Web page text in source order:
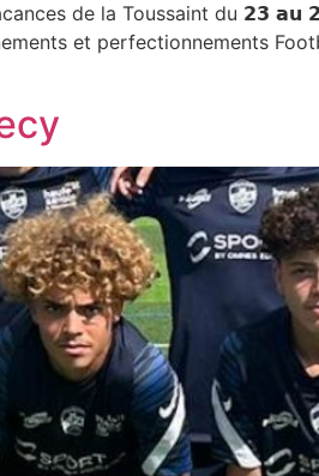
de la Toussaint du 𝟮𝟯
et perfectionnements